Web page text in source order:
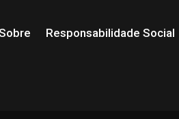
Responsabilidade Social